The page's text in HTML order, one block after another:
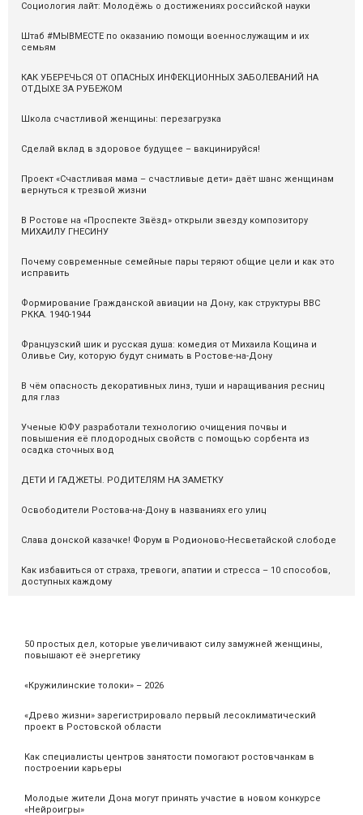
50 простых дел, которые увеличивают силу замужней женщины,
повышают её энергетику
«Кружилинские толоки» – 2026
«Древо жизни» зарегистрировало первый лесоклиматический
проект в Ростовской области
Как специалисты центров занятости помогают ростовчанкам в
построении карьеры
Молодые жители Дона могут принять участие в новом конкурсе
«Нейроигры»
Социология лайт: Молодёжь о достижениях российской науки
Штаб #МЫВМЕСТЕ по оказанию помощи военнослужащим и их
семьям
КАК УБЕРЕЧЬСЯ ОТ ОПАСНЫХ ИНФЕКЦИОННЫХ ЗАБОЛЕВАНИЙ НА
ОТДЫХЕ ЗА РУБЕЖОМ
Школа счастливой женщины: перезагрузка
Сделай вклад в здоровое будущее – вакцинируйся!
Проект «Счастливая мама – счастливые дети» даёт шанс женщинам
вернуться к трезвой жизни
В Ростове на «Проспекте Звёзд» открыли звезду композитору
МИХАИЛУ ГНЕСИНУ
Почему современные семейные пары теряют общие цели и как это
исправить
Формирование Гражданской авиации на Дону, как структуры ВВС
РККА. 1940-1944
Французский шик и русская душа: комедия от Михаила Кощина и
Оливье Сиу, которую будут снимать в Ростове-на-Дону
В чём опасность декоративных линз, туши и наращивания ресниц
для глаз
Ученые ЮФУ разработали технологию очищения почвы и
повышения её плодородных свойств с помощью сорбента из
осадка сточных вод
ДЕТИ И ГАДЖЕТЫ. РОДИТЕЛЯМ НА ЗАМЕТКУ
Освободители Ростова-на-Дону в названиях его улиц
Слава донской казачке! Форум в Родионово-Несветайской слободе
Как избавиться от страха, тревоги, апатии и стресса – 10 способов,
доступных каждому